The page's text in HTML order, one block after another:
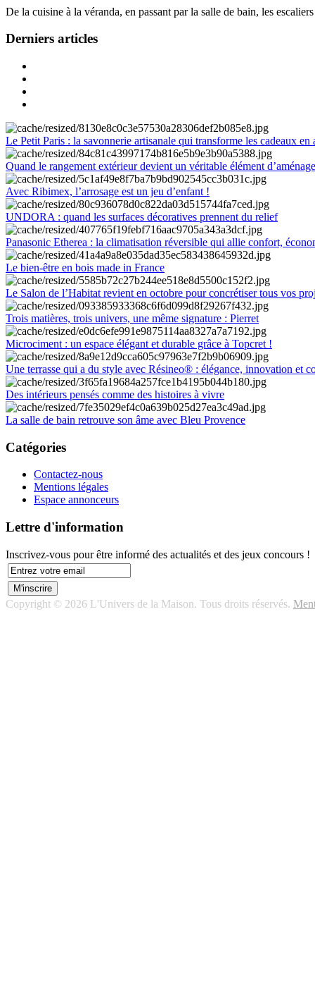
De la cuisine à la véranda, en passant par la salle de bain, les
Derniers articles
Le Petit Paris : la savonnerie artisanale qui transforme les cadeaux en
Quand le rangement extérieur devient un véritable élément
Avec Ribimex, l’arrosage est un jeu d’enfant !
UNDORA : quand les surfaces décoratives prennent du relief
Panasonic Etherea : la climatisation réversible qui allie confort,
Le bien-être en bois made in France
Le Salon de l’Habitat revient en octobre pour concrétiser tous vos
Trois matières, trois univers, une même signature : Pierret
Microciment : un espace élégant et durable grâce à Topcret !
Une terrasse qui a du style avec Résineo® : élégance, innovation et
Des intérieurs pensés comme des histoires à vivre
La salle de bain retrouve son âme avec Bleu Provence
Catégories
Contactez-nous
Mentions légales
Espace annonceurs
Lettre d'information
Inscrivez-vous pour être informé des actualités et des jeux concours !
Copyright © 2026 L'Univers de la Maison. Tous droits réservés.